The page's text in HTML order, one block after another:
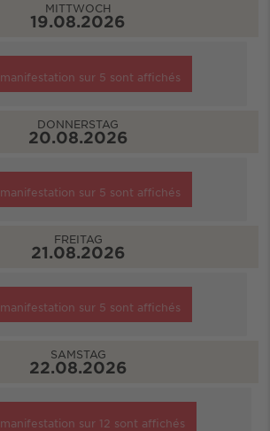
MITTWOCH
19.08.2026
manifestation sur 5 sont affichés
DONNERSTAG
20.08.2026
manifestation sur 5 sont affichés
FREITAG
21.08.2026
manifestation sur 5 sont affichés
SAMSTAG
22.08.2026
manifestation sur 12 sont affichés